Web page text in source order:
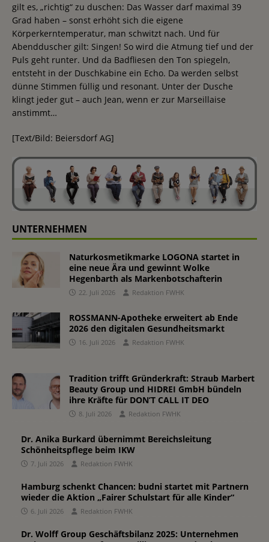
gilt es, „richtig“ zu duschen: Das Wasser darf maximal 39
Grad haben – sonst erhöht sich die eigene
Körperkerntemperatur, man schwitzt nach. Und für
Abendduscher gilt: Singen! So wird die Atmung tief und der
Puls geht runter. Und da Badfliesen den Ton spiegeln,
entsteht in der Duschkabine ein Echo. Da werden selbst
dünne Stimmen füllig und resonant. Unter der Dusche
klingt jeder gut – auch Jean, wenn er zur Marseillaise
anstimmt…
[Text/Bild: Beiersdorf AG]
UNTERNEHMEN
Naturkosmetikmarke LOGONA startet in
eine neue Ära und gewinnt Wolke
Hegenbarth als Markenbotschafterin
22. Juli 2026 Redaktion FWHK
ROSSMANN-Apotheke erweitert ab Ende
2026 den digitalen Gesundheitsmarkt
16. Juli 2026 Redaktion FWHK
Tradition trifft Gründerkraft: Straub Marbert
Beauty Group und HIDREI GmbH bündeln
ihre Kräfte für DON’T CALL IT DEO
8. Juli 2026 Redaktion FWHK
Dr. Anika Burkard übernimmt Bereichsleitung
Schönheitspflege beim IKW
7. Juli 2026 Redaktion FWHK
Hamburg schenkt Chancen: budni startet mit Partnern
wieder die Aktion „Fairer Schulstart für alle Kinder“
6. Juli 2026 Redaktion FWHK
Dr. Wolff Group Geschäftsbilanz 2025: Unternehmen